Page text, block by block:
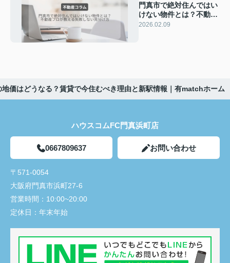
門真市で絶対住んではい
けない物件とは？不動産
プロが教える失敗しない
2026.02.09
価はどうなる？賃貸で今住むべき理由と新駅情報｜有matchホーム
ハウスコムFC門真浜町店
0667809637 お問い合わせ
〒571-0054
大阪府門真市浜町27-6
営業時間： 10:00~20:00
定休日： 年末年始